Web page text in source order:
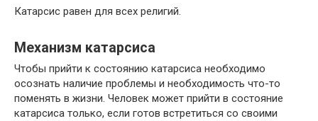
Катарсис равен для всех религий.
Механизм катарсиса
Чтобы прийти к состоянию катарсиса необходимо
осознать наличие проблемы и необходимость что-то
поменять в жизни. Человек может прийти в состояние
катарсиса только, если готов встретиться со своими